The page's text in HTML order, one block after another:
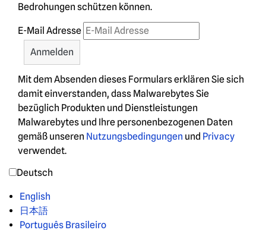
Bedrohungen schützen können.
E-Mail Adresse
Mit dem Absenden dieses Formulars erklären Sie sich
damit einverstanden, dass Malwarebytes Sie
bezüglich Produkten und Dienstleistungen
Malwarebytes und Ihre personenbezogenen Daten
gemäß unseren Nutzungsbedingungen und Privacy
verwendet.
Deutsch
English
日本語
Português Brasileiro